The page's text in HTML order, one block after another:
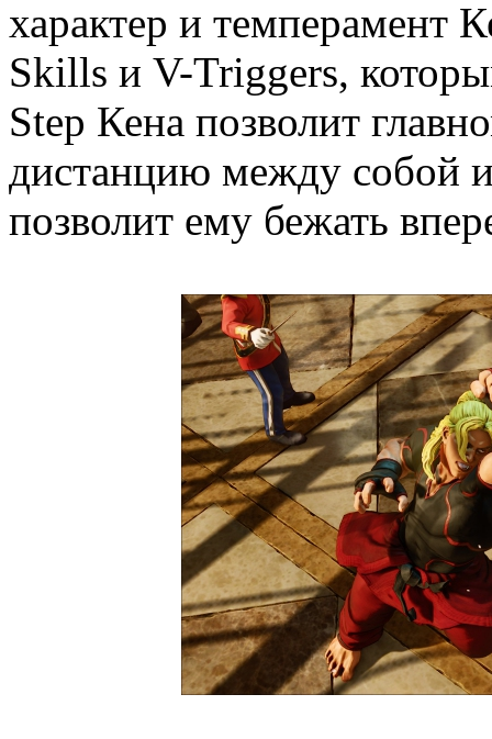
характер и темперамент
Skills и V-Triggers,
Step Кена позволит
дистанцию между собой
позволит ему бежать